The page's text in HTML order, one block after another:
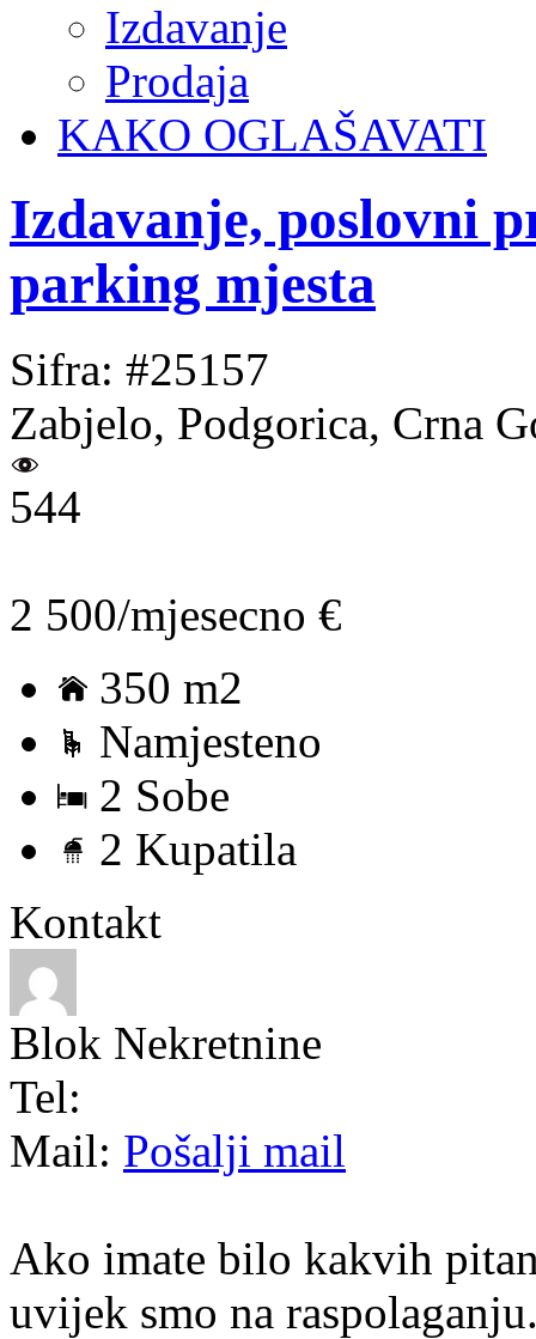
Izdavanje
Prodaja
KAKO OGLAŠAVATI
Izdavanje, poslovni
parking mjesta
Sifra: #25157
Zabjelo, Podgorica, Crna
544
2 500/mjesecno €
350 m2
Namjesteno
2 Sobe
2 Kupatila
Kontakt
Blok Nekretnine
Tel:
Mail: Pošalji mail
Ako imate bilo kakvih
uvijek smo na